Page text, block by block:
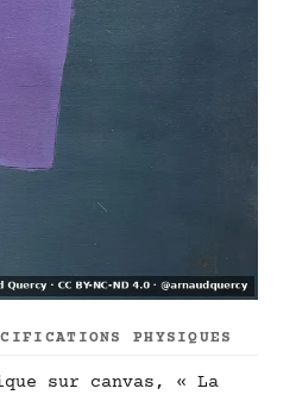
PHYSIQUES
sur canvas, « La